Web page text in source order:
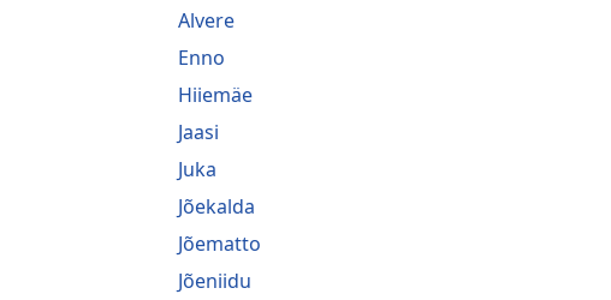
Alvere
Enno
Hiiemäe
Jaasi
Juka
Jõekalda
Jõematto
Jõeniidu